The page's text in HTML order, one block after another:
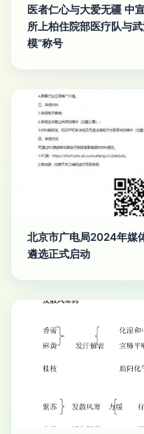
医者仁心与大爱无疆 中
所上柏住院部医疗队与
模”称号
北京市广电局2024年媒
遴选正式启动